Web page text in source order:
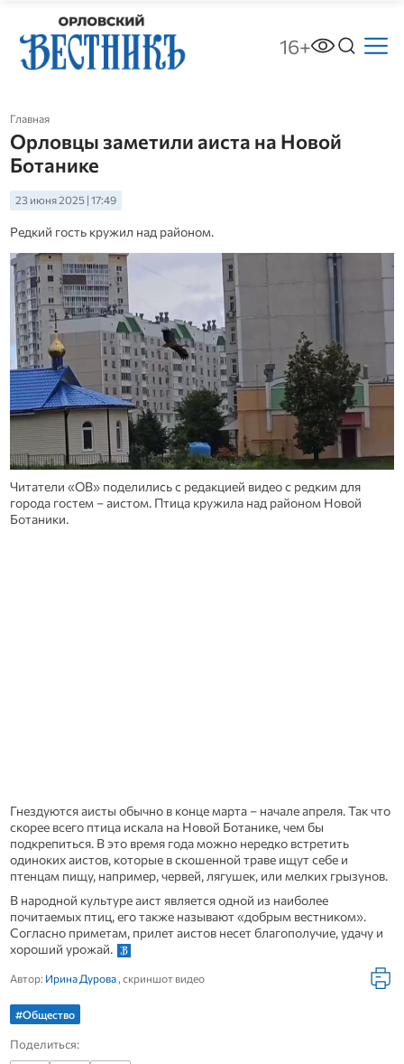
16+
Главная
Орловцы заметили аиста на Новой
Ботанике
23 июня 2025 | 17:49
Редкий гость кружил над районом.
Читатели «ОВ» поделились с редакцией видео с редким для
города гостем – аистом. Птица кружила над районом Новой
Ботаники.
Гнездуются аисты обычно в конце марта – начале апреля. Так что
скорее всего птица искала на Новой Ботанике, чем бы
подкрепиться. В это время года можно нередко встретить
одиноких аистов, которые в скошенной траве ищут себе и
птенцам пищу, например, червей, лягушек, или мелких грызунов.
В народной культуре аист является одной из наиболее
почитаемых птиц, его также называют «добрым вестником».
Согласно приметам, прилет аистов несет благополучие, удачу и
хороший урожай.
Автор: Ирина Дурова, скриншот видео
#Общество
Поделиться: